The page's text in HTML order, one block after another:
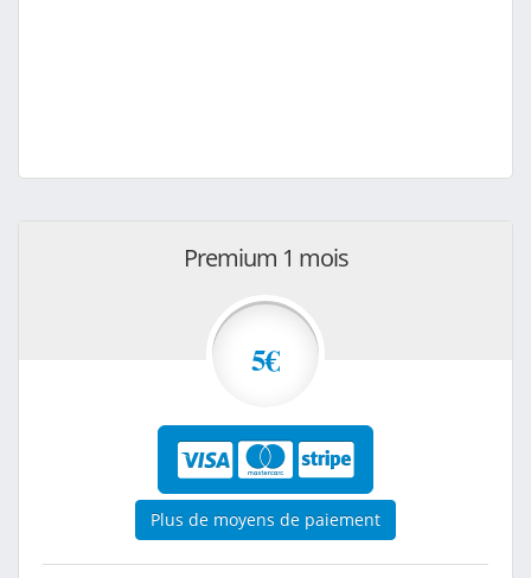
Premium 1 mois
5€
Plus de moyens de paiement